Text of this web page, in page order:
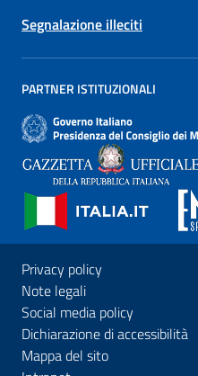
Segnalazione illeciti
PARTNER ISTITUZIONALI
Privacy policy
Note legali
Social media policy
Dichiarazione di accessibilità
Mappa del sito